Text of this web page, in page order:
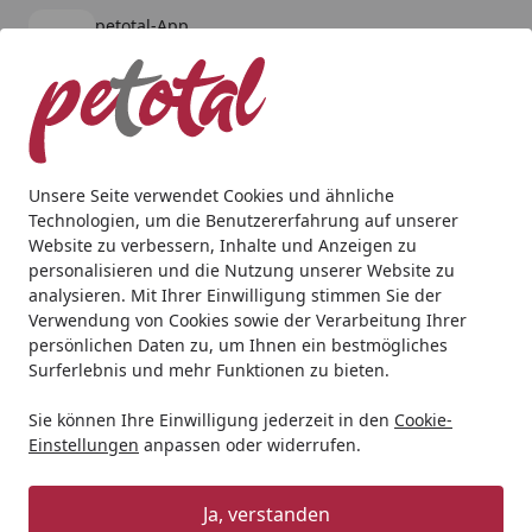
Unsere Seite verwendet Cookies und ähnliche
Technologien, um die Benutzererfahrung auf unserer
Website zu verbessern, Inhalte und Anzeigen zu
personalisieren und die Nutzung unserer Website zu
analysieren. Mit Ihrer Einwilligung stimmen Sie der
Verwendung von Cookies sowie der Verarbeitung Ihrer
persönlichen Daten zu, um Ihnen ein bestmögliches
Surferlebnis und mehr Funktionen zu bieten.
Sie können Ihre Einwilligung jederzeit in den Cookie-
Einstellungen anpassen oder widerrufen.
Ja, verstanden
petotal-App
kostenlos - Im App Store
Alle Produkte
Mein Konto
Suchen
Startseite
Katze Kratzbäume & -bretter NOBBY Kratzbaum
NOBBY Kratzbaum "TARSUS"
cream; 70 x 60 x 102 cm